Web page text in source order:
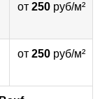
от 250руб/м²
от 250руб/м²